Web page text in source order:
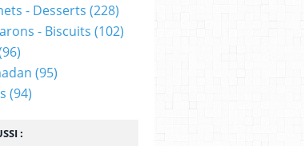
:
- Desserts (228)
- Biscuits (102)
(95)
(94)